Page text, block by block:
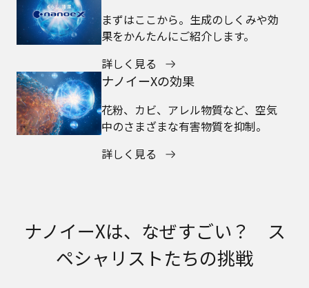
まずはここから。生成のしくみや効
果をかんたんにご紹介します。
詳しく見る
ナノイーXの効果
花粉、カビ、アレル物質など、空気
中のさまざまな有害物質を抑制。
詳しく見る
ナノイーXは、なぜすごい？ ス
ペシャリストたちの挑戦